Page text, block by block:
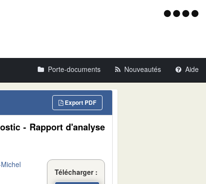
Menu
Porte-documents Nouveautés Aide
Export PDF
- Rapport d'analyse
Télécharger :